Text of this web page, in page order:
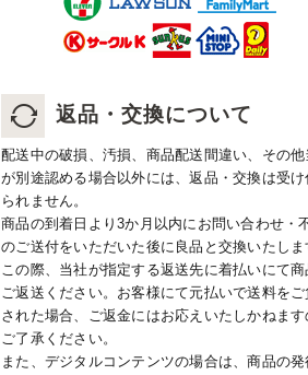
返品・交換について
配送中の破損、汚損、商品配送間違い、その他
が別途認める場合以外には、返品・交換は受け
られません。
商品の到着日より3か月以内にお問い合わせ・
のご送付をいただいた後に良品と交換いたしま
この際、当社が指定する返送先に着払いにて商
ご返送ください。お客様にて元払いで送料をご
された場合、ご返金にはお応えいたしかねま
ご了承ください。
また、デジタルコンテンツの場合は、商品の発